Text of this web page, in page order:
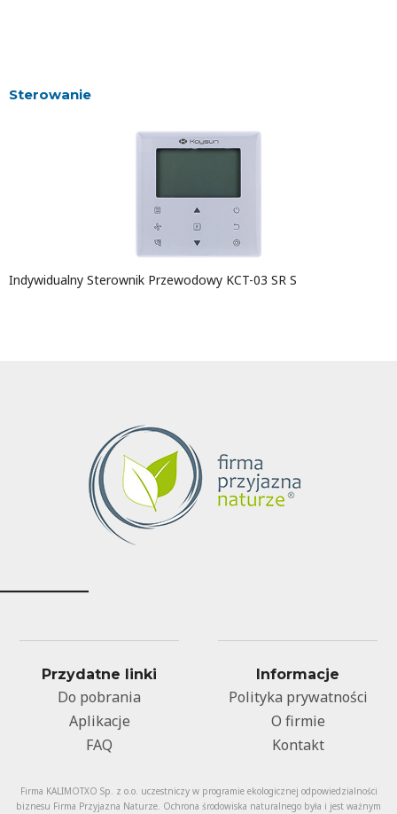
Sterowanie
Indywidualny Sterownik Przewodowy KCT-03 SR S
Przydatne linki
Do pobrania
Aplikacje
FAQ
Informacje
Polityka prywatności
O firmie
Kontakt
Firma KALIMOTXO Sp. z o.o. uczestniczy w programie ekologicznej odpowiedzialności
biznesu Firma Przyjazna Naturze. Ochrona środowiska naturalnego była i jest ważnym